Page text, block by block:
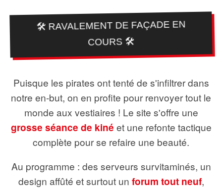
🛠️ RAVALEMENT DE FAÇADE EN
COURS 🛠️
Puisque les pirates ont tenté de s'infiltrer dans
notre en-but, on en profite pour renvoyer tout le
monde aux vestiaires ! Le site s'offre une
grosse séance de kiné et une refonte tactique
complète pour se refaire une beauté.
Au programme : des serveurs survitaminés, un
design affûté et surtout un forum tout neuf,